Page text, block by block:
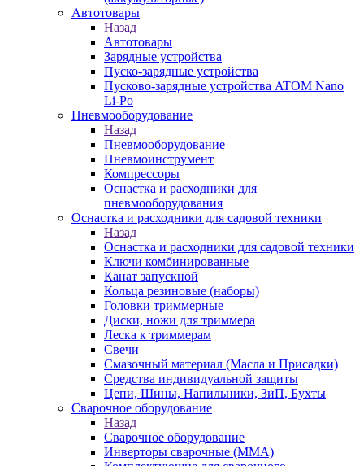
Автотовары
Назад
Автотовары
Зарядные устройства
Пуско-зарядные устройства
Пусково-зарядные устройства ATOM Nano
Li-Po
Пневмооборудование
Назад
Пневмооборудование
Пневмоинструмент
Компрессоры
Оснастка и расходники для
пневмооборудования
Оснастка и расходники для садовой техники
Назад
Оснастка и расходники для садовой техники
Ключи комбинированные
Канат запускной
Кольца резиновые (наборы)
Головки триммерные
Диски, ножи для триммера
Леска к триммерам
Свечи
Смазочный материал (Масла и Присадки)
Средства индивидуальной защиты
Цепи, Шины, Напильники, ЗиП, Бухты
Сварочное оборудование
Назад
Сварочное оборудование
Инверторы сварочные (ММА)